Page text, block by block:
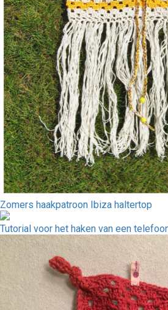
Zomers haakpatroon Ibiza haltertop
Tutorial voor het haken van een